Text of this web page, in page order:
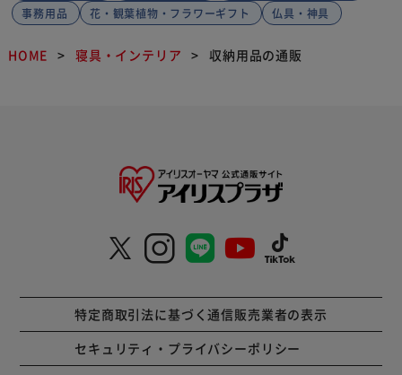
事務用品
花・観葉植物・フラワーギフト 仏具・神具
HOME 寝具・インテリア 収納用品の通販
特定商取引法に基づく通信販売業者の表示
セキュリティ・プライバシーポリシー